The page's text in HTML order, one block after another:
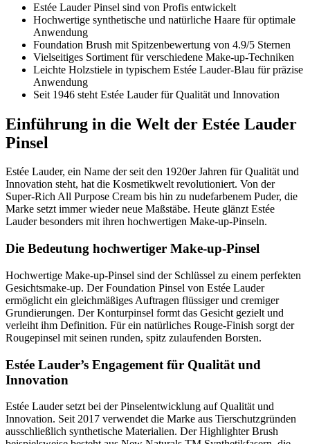
Estée Lauder Pinsel sind von Profis entwickelt
Hochwertige synthetische und natürliche Haare für optimale
Anwendung
Foundation Brush mit Spitzenbewertung von 4.9/5 Sternen
Vielseitiges Sortiment für verschiedene Make-up-Techniken
Leichte Holzstiele in typischem Estée Lauder-Blau für präzise
Anwendung
Seit 1946 steht Estée Lauder für Qualität und Innovation
Einführung in die Welt der Estée Lauder
Pinsel
Estée Lauder, ein Name der seit den 1920er Jahren für Qualität und
Innovation steht, hat die Kosmetikwelt revolutioniert. Von der
Super-Rich All Purpose Cream bis hin zu nudefarbenem Puder, die
Marke setzt immer wieder neue Maßstäbe. Heute glänzt Estée
Lauder besonders mit ihren hochwertigen Make-up-Pinseln.
Die Bedeutung hochwertiger Make-up-Pinsel
Hochwertige Make-up-Pinsel sind der Schlüssel zu einem perfekten
Gesichtsmake-up. Der Foundation Pinsel von Estée Lauder
ermöglicht ein gleichmäßiges Auftragen flüssiger und cremiger
Grundierungen. Der Konturpinsel formt das Gesicht gezielt und
verleiht ihm Definition. Für ein natürliches Rouge-Finish sorgt der
Rougepinsel mit seinen runden, spitz zulaufenden Borsten.
Estée Lauder’s Engagement für Qualität und
Innovation
Estée Lauder setzt bei der Pinselentwicklung auf Qualität und
Innovation. Seit 2017 verwendet die Marke aus Tierschutzgründen
ausschließlich synthetische Materialien. Der Highlighter Brush